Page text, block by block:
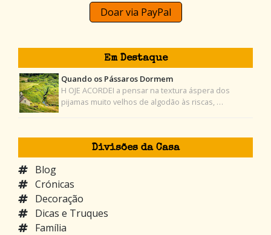
Doar via PayPal
Em Destaque
Quando os Pássaros Dormem
H OJE ACORDEI a pensar na textura áspera dos
pijamas muito velhos de algodão às riscas, …
Divisões da Casa
Blog
Crónicas
Decoração
Dicas e Truques
Família